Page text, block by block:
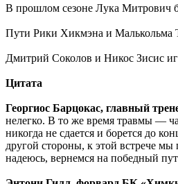
В прошлом сезоне Лука Митрович
Пути Рики Хикмэна и Малькольма
Дмитрий Соколов и Никос Зисис
Цитата
Георгиос Барцокас, главный
нелегко. В то же время травмы —
никогда не сдается и борется до
другой стороны, к этой встрече
надеюсь, вернемся на победный